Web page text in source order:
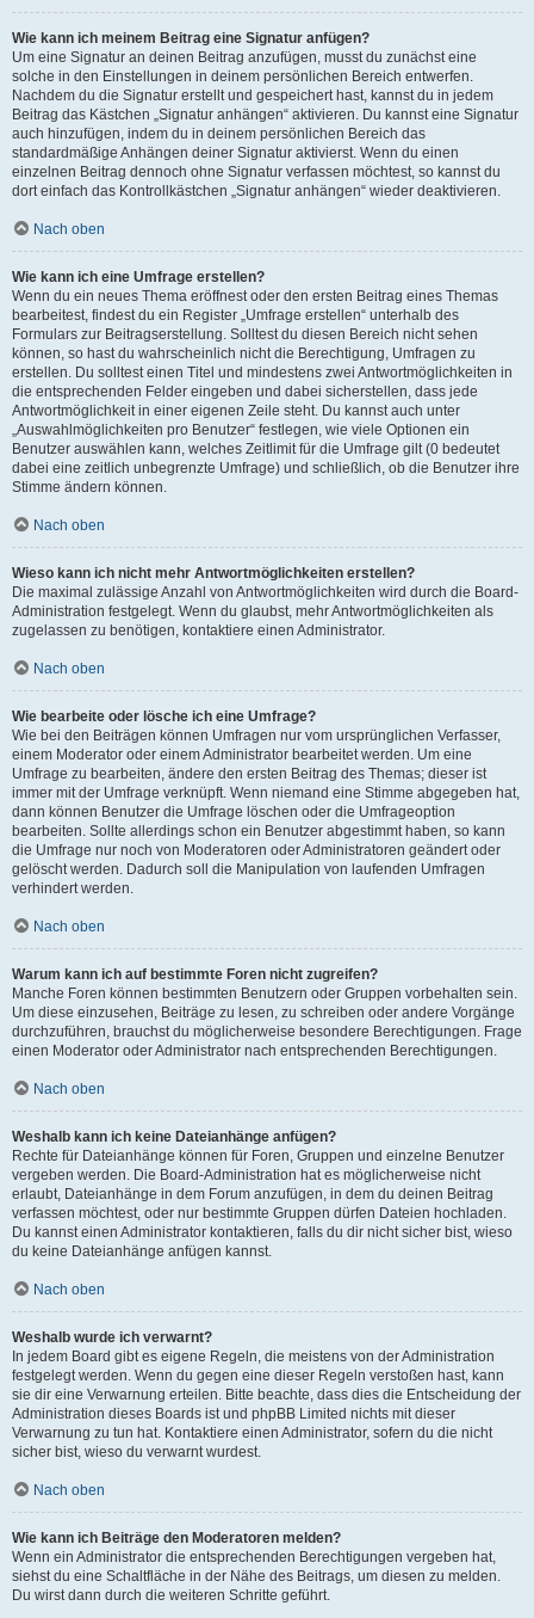
Wie kann ich meinem Beitrag eine Signatur anfügen?
Um eine Signatur an deinen Beitrag anzufügen, musst du zunächst eine
solche in den Einstellungen in deinem persönlichen Bereich entwerfen.
Nachdem du die Signatur erstellt und gespeichert hast, kannst du in jedem
Beitrag das Kästchen „Signatur anhängen“ aktivieren. Du kannst eine Signatur
auch hinzufügen, indem du in deinem persönlichen Bereich das
standardmäßige Anhängen deiner Signatur aktivierst. Wenn du einen
einzelnen Beitrag dennoch ohne Signatur verfassen möchtest, so kannst du
dort einfach das Kontrollkästchen „Signatur anhängen“ wieder deaktivieren.
Nach oben
Wie kann ich eine Umfrage erstellen?
Wenn du ein neues Thema eröffnest oder den ersten Beitrag eines Themas
bearbeitest, findest du ein Register „Umfrage erstellen“ unterhalb des
Formulars zur Beitragserstellung. Solltest du diesen Bereich nicht sehen
können, so hast du wahrscheinlich nicht die Berechtigung, Umfragen zu
erstellen. Du solltest einen Titel und mindestens zwei Antwortmöglichkeiten in
die entsprechenden Felder eingeben und dabei sicherstellen, dass jede
Antwortmöglichkeit in einer eigenen Zeile steht. Du kannst auch unter
„Auswahlmöglichkeiten pro Benutzer“ festlegen, wie viele Optionen ein
Benutzer auswählen kann, welches Zeitlimit für die Umfrage gilt (0 bedeutet
dabei eine zeitlich unbegrenzte Umfrage) und schließlich, ob die Benutzer ihre
Stimme ändern können.
Nach oben
Wieso kann ich nicht mehr Antwortmöglichkeiten erstellen?
Die maximal zulässige Anzahl von Antwortmöglichkeiten wird durch die Board-
Administration festgelegt. Wenn du glaubst, mehr Antwortmöglichkeiten als
zugelassen zu benötigen, kontaktiere einen Administrator.
Nach oben
Wie bearbeite oder lösche ich eine Umfrage?
Wie bei den Beiträgen können Umfragen nur vom ursprünglichen Verfasser,
einem Moderator oder einem Administrator bearbeitet werden. Um eine
Umfrage zu bearbeiten, ändere den ersten Beitrag des Themas; dieser ist
immer mit der Umfrage verknüpft. Wenn niemand eine Stimme abgegeben hat,
dann können Benutzer die Umfrage löschen oder die Umfrageoption
bearbeiten. Sollte allerdings schon ein Benutzer abgestimmt haben, so kann
die Umfrage nur noch von Moderatoren oder Administratoren geändert oder
gelöscht werden. Dadurch soll die Manipulation von laufenden Umfragen
verhindert werden.
Nach oben
Warum kann ich auf bestimmte Foren nicht zugreifen?
Manche Foren können bestimmten Benutzern oder Gruppen vorbehalten sein.
Um diese einzusehen, Beiträge zu lesen, zu schreiben oder andere Vorgänge
durchzuführen, brauchst du möglicherweise besondere Berechtigungen. Frage
einen Moderator oder Administrator nach entsprechenden Berechtigungen.
Nach oben
Weshalb kann ich keine Dateianhänge anfügen?
Rechte für Dateianhänge können für Foren, Gruppen und einzelne Benutzer
vergeben werden. Die Board-Administration hat es möglicherweise nicht
erlaubt, Dateianhänge in dem Forum anzufügen, in dem du deinen Beitrag
verfassen möchtest, oder nur bestimmte Gruppen dürfen Dateien hochladen.
Du kannst einen Administrator kontaktieren, falls du dir nicht sicher bist, wieso
du keine Dateianhänge anfügen kannst.
Nach oben
Weshalb wurde ich verwarnt?
In jedem Board gibt es eigene Regeln, die meistens von der Administration
festgelegt werden. Wenn du gegen eine dieser Regeln verstoßen hast, kann
sie dir eine Verwarnung erteilen. Bitte beachte, dass dies die Entscheidung der
Administration dieses Boards ist und phpBB Limited nichts mit dieser
Verwarnung zu tun hat. Kontaktiere einen Administrator, sofern du die nicht
sicher bist, wieso du verwarnt wurdest.
Nach oben
Wie kann ich Beiträge den Moderatoren melden?
Wenn ein Administrator die entsprechenden Berechtigungen vergeben hat,
siehst du eine Schaltfläche in der Nähe des Beitrags, um diesen zu melden.
Du wirst dann durch die weiteren Schritte geführt.